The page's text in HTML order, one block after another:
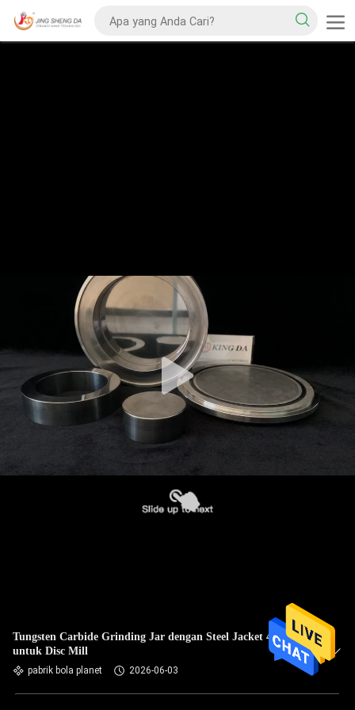
Tungsten Carbide Grinding Jar dengan Steel Jacket 4PCS
untuk Disc Mill
pabrik bola planet 2026-06-03